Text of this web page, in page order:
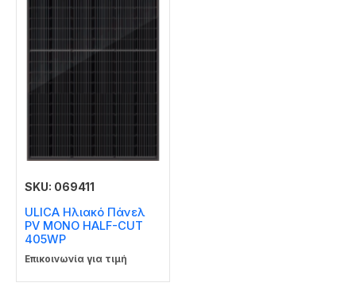
SKU: 069411
ULICA Ηλιακό Πάνελ
PV MONO HALF-CUT
405WP
Επικοινωνία για τιμή